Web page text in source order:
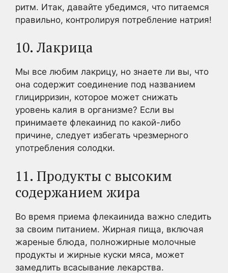
ритм. Итак, давайте убедимся, что питаемся
правильно, контролируя потребление натрия!
10. Лакрица
Мы все любим лакрицу, но знаете ли вы, что
она содержит соединение под названием
глицирризин, которое может снижать
уровень калия в организме? Если вы
принимаете флекаинид по какой-либо
причине, следует избегать чрезмерного
употребления солодки.
11. Продукты с высоким
содержанием жира
Во время приема флекаинида важно следить
за своим питанием. Жирная пища, включая
жареные блюда, полножирные молочные
продукты и жирные куски мяса, может
замедлить всасывание лекарства.